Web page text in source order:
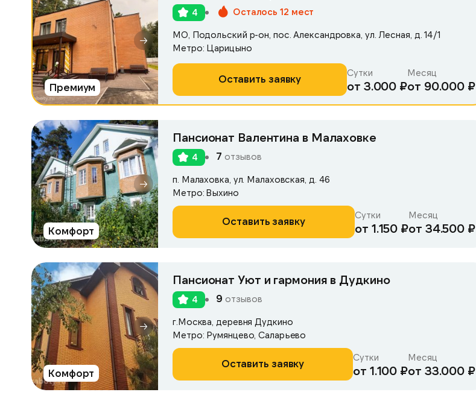
Премиум
4 Осталось 12 мест
МО, Подольский р-он, пос. Александровка, ул. Лесная, д. 14/1
Метро: Царицыно
Оставить заявку Сутки
от 3.000 ₽
Месяц
от 90.000 ₽
Комфорт
Пансионат Валентина в Малаховке
4 7 отзывов
п. Малаховка, ул. Малаховская, д. 46
Метро: Выхино
Оставить заявку Сутки
от 1.150 ₽
Месяц
от 34.500 ₽
Комфорт
Пансионат Уют и гармония в Дудкино
4 9 отзывов
г.Москва, деревня Дудкино
Метро: Румянцево, Саларьево
Оставить заявку Сутки
от 1.100 ₽
Месяц
от 33.000 ₽